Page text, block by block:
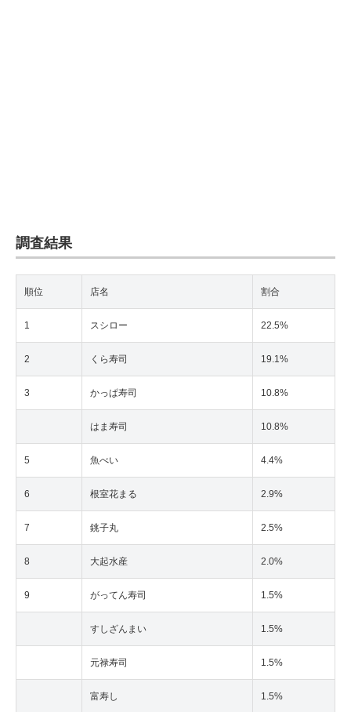
調査結果
順位 店名 割合
1 スシロー 22.5%
2 くら寿司 19.1%
3 かっぱ寿司 10.8%
はま寿司 10.8%
5 魚べい 4.4%
6 根室花まる 2.9%
7 銚子丸 2.5%
8 大起水産 2.0%
9 がってん寿司 1.5%
すしざんまい 1.5%
元禄寿司 1.5%
富寿し 1.5%